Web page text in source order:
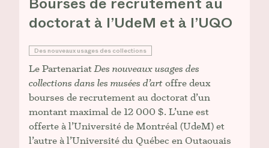
doctorat à l’UdeM et à l’UQO
Des nouveaux usages des collections
Le PartenariatDes nouveaux usages des
collections dans les musées d’art offre deux
bourses de recrutement au doctorat d’un
montant maximal de 12 000 $. L’une est
offerte à l’Université de Montréal (UdeM) et
l’autre à l’Université du Québec en Outaouais